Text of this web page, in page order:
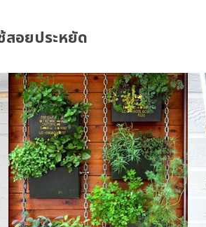
อยประหยัด